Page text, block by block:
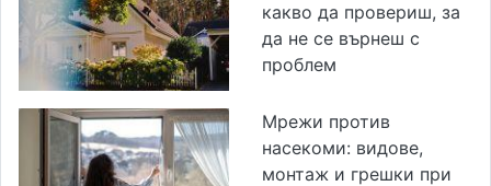
какво да провериш, за
да не се върнеш с
проблем
Мрежи против
насекоми: видове,
монтаж и грешки при